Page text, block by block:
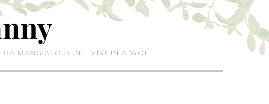
MANGIATO BENE. VIRGINIA WOLF